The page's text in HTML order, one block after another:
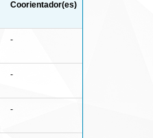
Coorientador(es)
-
-
-